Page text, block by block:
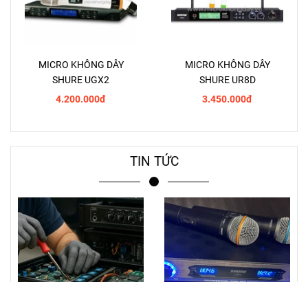
MICRO KHÔNG DÂY
SHURE UGX2
4.200.000đ
MICRO KHÔNG DÂY
SHURE UR8D
3.450.000đ
TIN TỨC